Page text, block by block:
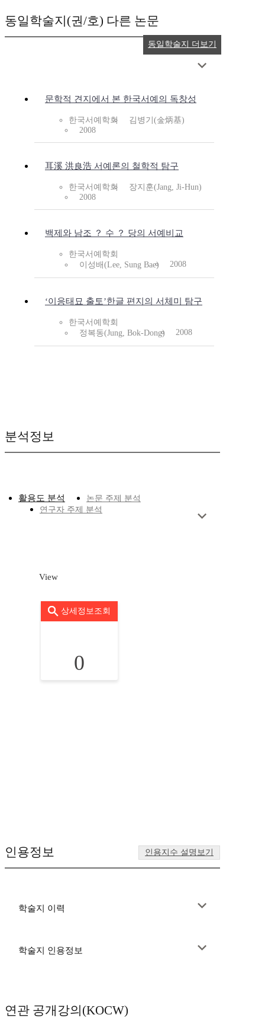
동일학술지(권/호) 다른 논문
문학적 견지에서 본 한국서예의 독창성
한국서예학회
김병기(金炳基)
2008
耳溪 洪良浩 서예론의 철학적 탐구
한국서예학회
장지훈(Jang, Ji-Hun)
2008
백제와 남조 ？ 수 ？ 당의 서예비교
한국서예학회
이성배(Lee, Sung Bae)
2008
‘이응태묘 출토’한글 편지의 서체미 탐구
한국서예학회
정복동(Jung, Bok-Dong)
2008
동일학술지 더보기
분석정보
활용도 분석
논문 주제 분석
연구자 주제 분석
View
상세정보조회
0
인용정보 인용지수 설명보기
학술지 이력
학술지 인용정보
연관 공개강의(KOCW)